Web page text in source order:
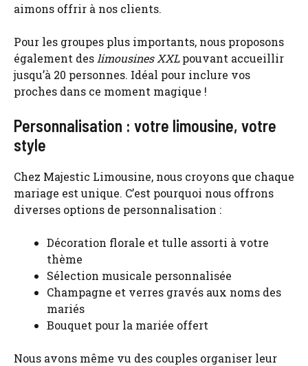
aimons offrir à nos clients.
Pour les groupes plus importants, nous proposons
également des limousines XXLpouvant accueillir
jusqu’à 20 personnes. Idéal pour inclure vos
proches dans ce moment magique !
Personnalisation : votre limousine, votre
style
Chez Majestic Limousine, nous croyons que chaque
mariage est unique. C’est pourquoi nous offrons
diverses options de personnalisation :
Décoration florale et tulle assorti à votre
thème
Sélection musicale personnalisée
Champagne et verres gravés aux noms des
mariés
Bouquet pour la mariée offert
Nous avons même vu des couples organiser leur